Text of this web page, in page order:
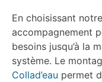
En choisissant
accompagnement
besoins jusqu’à la
système. Le
Collad’eau permet